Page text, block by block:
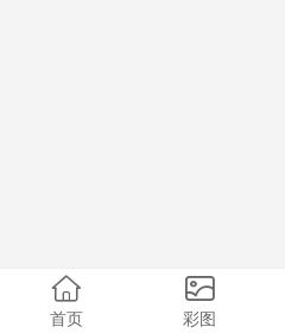
首页 彩图